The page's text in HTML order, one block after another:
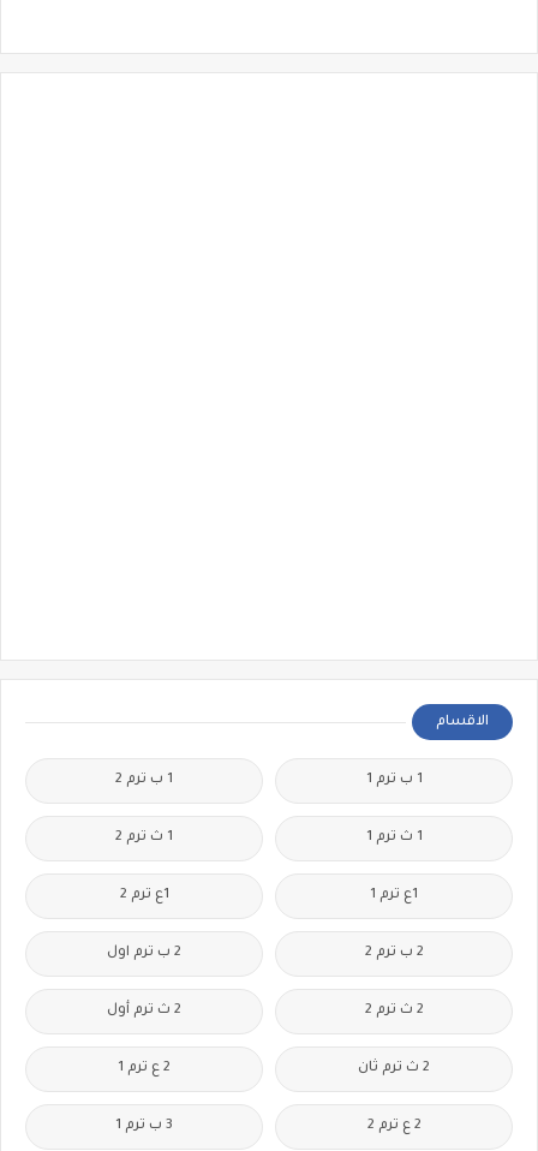
الاقسام
1 ب ترم 1 1 ب ترم 2
1 ث ترم 1 1 ث ترم 2
1ع ترم 1 1ع ترم 2
2 ب ترم 2 2 ب ترم اول
2 ث ترم 2 2 ث ترم أول
2 ث ترم ثان 2 ع ترم 1
2 ع ترم 2 3 ب ترم 1